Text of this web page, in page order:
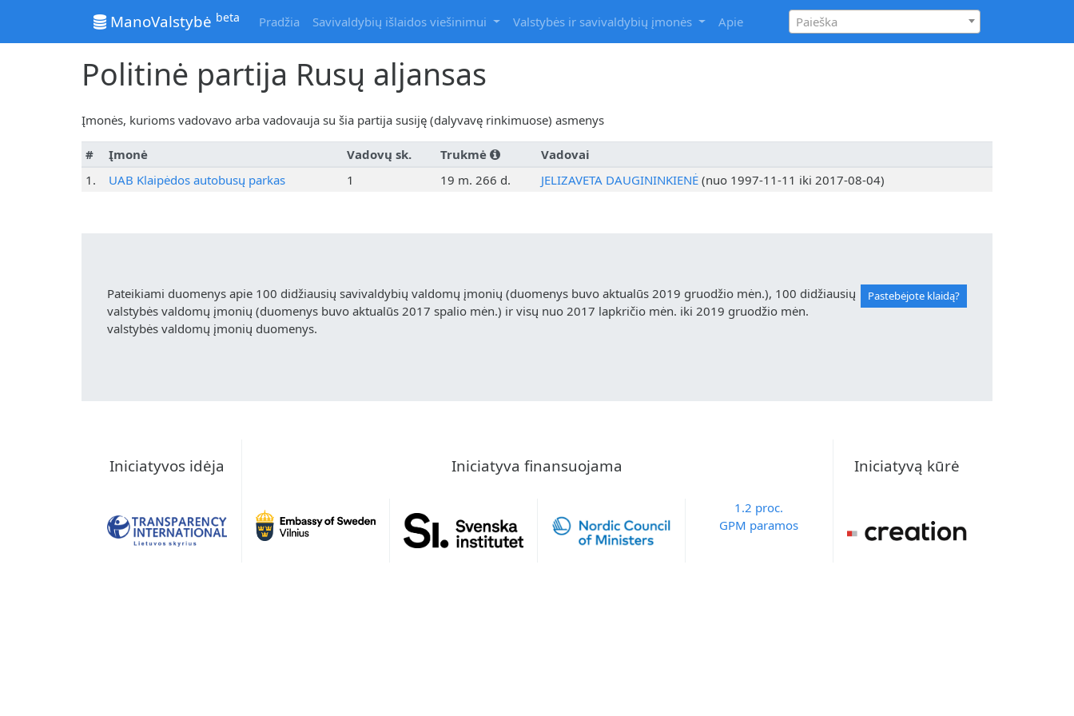
ManoValstybė beta Pradžia Savivaldybių išlaidos viešinimui Valstybės ir savivaldybių įmonės Apie Paieška
Politinė partija Rusų aljansas
Įmonės, kurioms vadovavo arba vadovauja su šia partija susiję (dalyvavę rinkimuose) asmenys
# Įmonė Vadovų sk. Trukmė
Vadovai
1.
UAB Klaipėdos autobusų parkas 1 19 m. 266 d. JELIZAVETA DAUGININKIENĖ(nuo 1997-11-11 iki 2017-08-04)
Pastebėjote klaidą?
Pateikiami duomenys apie 100 didžiausių savivaldybių valdomų įmonių (duomenys buvo aktualūs 2019 gruodžio mėn.), 100 didžiausių
valstybės valdomų įmonių (duomenys buvo aktualūs 2017 spalio mėn.) ir visų nuo 2017 lapkričio mėn. iki 2019 gruodžio mėn.
valstybės valdomų įmonių duomenys.
Iniciatyvos idėja Iniciatyva finansuojama
1.2 proc.
GPM paramos
Iniciatyvą kūrė